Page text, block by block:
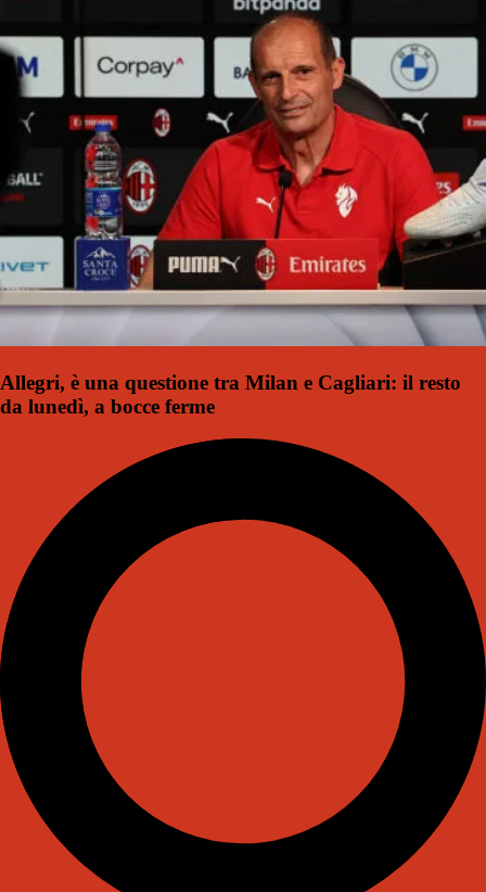
Allegri, è una questione tra Milan e Cagliari: il resto
da lunedì, a bocce ferme